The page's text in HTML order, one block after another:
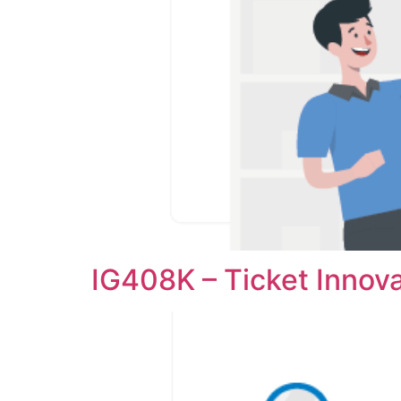
IG408K – Ticket